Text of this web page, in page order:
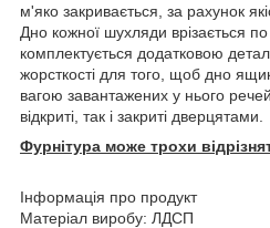
м'яко закривається, за рахунок
Дно кожної шухляди врізається
комплектується додатковою
жорсткості для того, щоб дно
вагою завантажених у нього
відкриті, так і закриті дверцятами.
Фурнітура може трохи
Інформація про продукт
Матеріал виробу: ЛДСП